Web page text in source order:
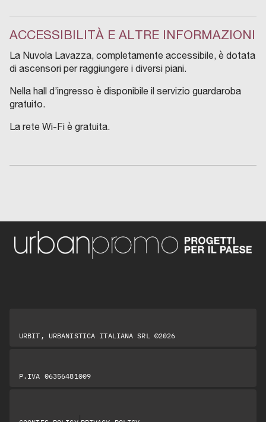
ACCESSIBILITÀ E ALTRE INFORMAZIONI
La Nuvola Lavazza, completamente accessibile, è dotata
di ascensori per raggiungere i diversi piani.
Nella hall d’ingresso è disponibile il servizio guardaroba
gratuito.
La rete Wi-Fi è gratuita.
URBIT, URBANISTICA ITALIANA SRL ©2026
P.IVA 06356481009
|